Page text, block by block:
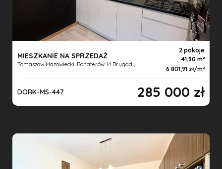
MIESZKANIE NA SPRZEDAŻ
Tomaszów Mazowiecki, Bohaterów 14 Brygady
2 pokoje
41,90 m
6 801,91 zł/m
DORK-MS-447 285 000 zł